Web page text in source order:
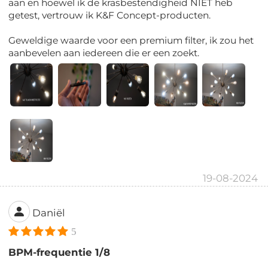
aan en hoewel ik de krasbestendigheid NIET heb
getest, vertrouw ik K&F Concept-producten.
Geweldige waarde voor een premium filter, ik zou het
aanbevelen aan iedereen die er een zoekt.
19-08-2024
Daniël
5
BPM-frequentie 1/8